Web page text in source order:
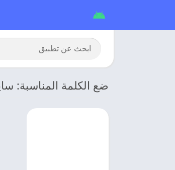
ضع الكلمة المناسبة: